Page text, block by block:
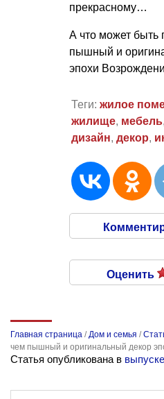
прекрасному…
А что может быть
пышный и
эпохи
Теги: жилое
жилище, мебель,
дизайн, декор,
Оценить
Главная страница /Дом и семья /
чем пышный и оригинальный декор
Статья опубликована в